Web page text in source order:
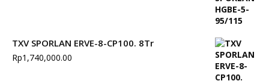
TXV SPORLAN ERVE-8-CP100. 8Tr
Rp1,740,000.00